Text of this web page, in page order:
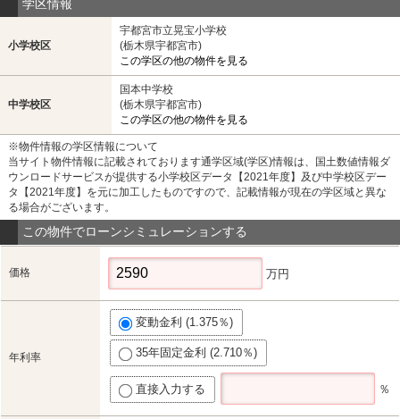
学区情報
小学校区
宇都宮市立晃宝小学校
(栃木県宇都宮市)
この学区の他の物件を見る
中学校区
国本中学校
(栃木県宇都宮市)
この学区の他の物件を見る
※物件情報の学区情報について
当サイト物件情報に記載されております通学区域(学区)情報は、国土数値情報ダ
ウンロードサービスが提供する小学校区データ【2021年度】及び中学校区デー
タ【2021年度】を元に加工したものですので、記載情報が現在の学区域と異な
る場合がございます。
この物件でローンシミュレーションする
価格 万円
年利率
変動金利 (1.375％)
35年固定金利 (2.710％)
直接入力する ％